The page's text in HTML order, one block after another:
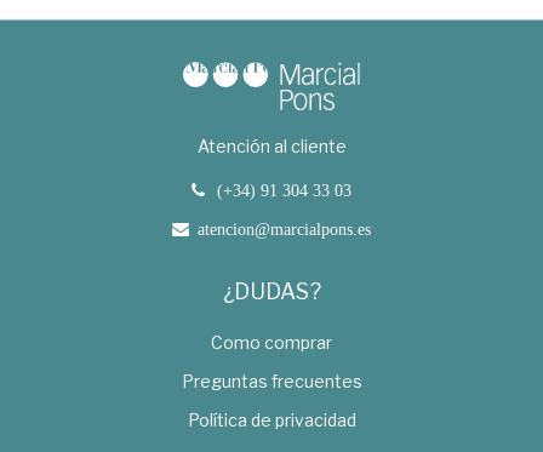
Atención al cliente
(+34) 91 304 33 03
atencion@marcialpons.es
¿DUDAS?
Como comprar
Preguntas frecuentes
Política de privacidad